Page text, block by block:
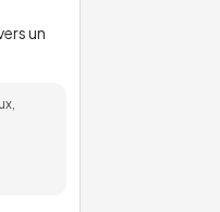
un